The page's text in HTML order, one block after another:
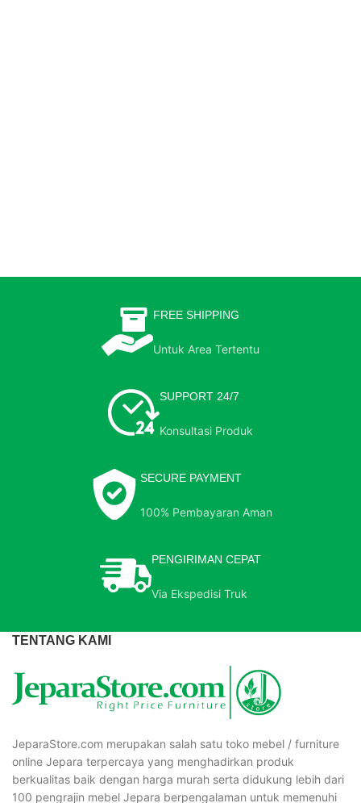
FREE SHIPPING
Untuk Area Tertentu
SUPPORT 24/7
Konsultasi Produk
SECURE PAYMENT
100% Pembayaran Aman
PENGIRIMAN CEPAT
Via Ekspedisi Truk
TENTANG KAMI
JeparaStore.com merupakan salah satu toko mebel / furniture
online Jepara terpercaya yang menghadirkan produk
berkualitas baik dengan harga murah serta didukung lebih dari
100 pengrajin mebel Jepara berpengalaman untuk memenuhi